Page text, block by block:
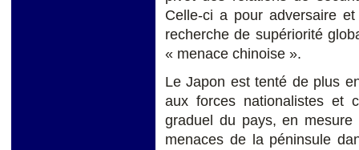
Celle-ci a pour adversaire
recherche de supériorité
« menace chinoise ».
Le Japon est tenté de plus
aux forces nationalistes et
graduel du pays, en
menaces de la péninsule